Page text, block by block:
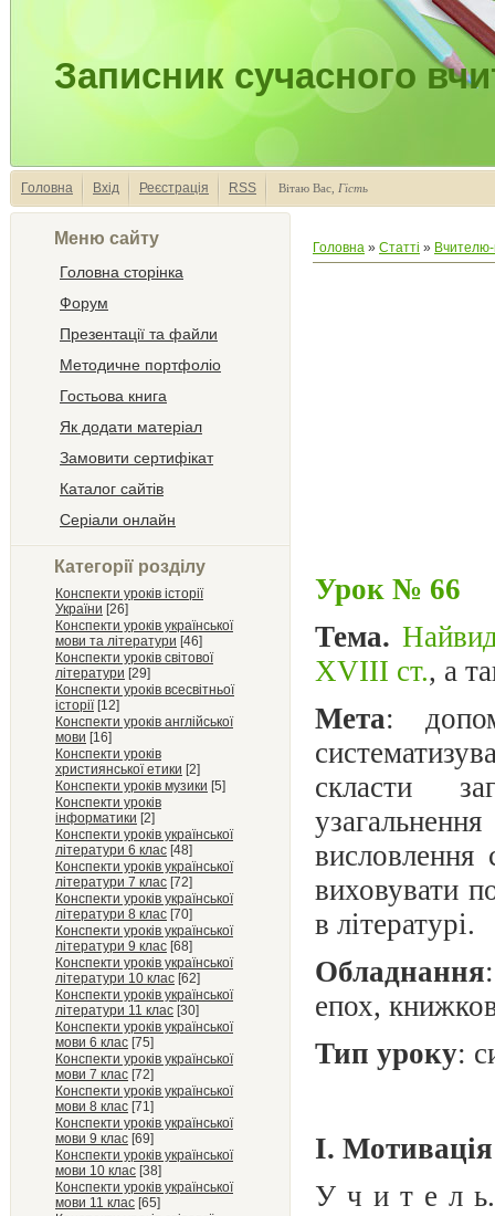
Записник сучасного
Головна Вхід Реєстрація RSS Вітаю Вас Гість
Меню сайту
Головна сторінка
Форум
Презентації та файли
Методичне портфоліо
Гостьова книга
Як додати матеріал
Замовити сертифікат
Каталог сайтів
Серіали онлайн
Категорії розділу
Конспекти уроків історії
України [26]
Конспекти уроків української
мови та літератури [46]
Конспекти уроків світової
літератури [29]
Конспекти уроків всесвітньої
історії [12]
Конспекти уроків англійської
мови [16]
Конспекти уроків
християнської етики [2]
Конспекти уроків музики [5]
Конспекти уроків
інформатики [2]
Конспекти уроків української
літератури 6 клас [48]
Конспекти уроків української
літератури 7 клас [72]
Конспекти уроків української
літератури 8 клас [70]
Конспекти уроків української
літератури 9 клас [68]
Конспекти уроків української
літератури 10 клас [62]
Конспекти уроків української
літератури 11 клас [30]
Конспекти уроків української
мови 6 клас [75]
Конспекти уроків української
мови 7 клас [72]
Конспекти уроків української
мови 8 клас [71]
Конспекти уроків української
мови 9 клас [69]
Конспекти уроків української
мови 10 клас [38]
Конспекти уроків української
мови 11 клас [65]
Головна » Статті »
Урок № 66
Тема.
XVIII ст., а
Мета:
скласти
висловлення
виховувати
в літературі.
Обладнання
епох,
Тип уроку:
І. Мотивація
У ч и т е л ь.